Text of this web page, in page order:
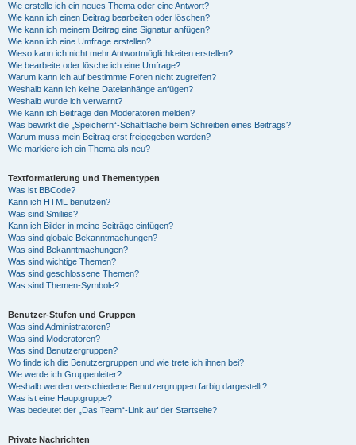
Wie erstelle ich ein neues Thema oder eine Antwort?
Wie kann ich einen Beitrag bearbeiten oder löschen?
Wie kann ich meinem Beitrag eine Signatur anfügen?
Wie kann ich eine Umfrage erstellen?
Wieso kann ich nicht mehr Antwortmöglichkeiten erstellen?
Wie bearbeite oder lösche ich eine Umfrage?
Warum kann ich auf bestimmte Foren nicht zugreifen?
Weshalb kann ich keine Dateianhänge anfügen?
Weshalb wurde ich verwarnt?
Wie kann ich Beiträge den Moderatoren melden?
Was bewirkt die „Speichern“-Schaltfläche beim Schreiben eines Beitrags?
Warum muss mein Beitrag erst freigegeben werden?
Wie markiere ich ein Thema als neu?
Textformatierung und Thementypen
Was ist BBCode?
Kann ich HTML benutzen?
Was sind Smilies?
Kann ich Bilder in meine Beiträge einfügen?
Was sind globale Bekanntmachungen?
Was sind Bekanntmachungen?
Was sind wichtige Themen?
Was sind geschlossene Themen?
Was sind Themen-Symbole?
Benutzer-Stufen und Gruppen
Was sind Administratoren?
Was sind Moderatoren?
Was sind Benutzergruppen?
Wo finde ich die Benutzergruppen und wie trete ich ihnen bei?
Wie werde ich Gruppenleiter?
Weshalb werden verschiedene Benutzergruppen farbig dargestellt?
Was ist eine Hauptgruppe?
Was bedeutet der „Das Team“-Link auf der Startseite?
Private Nachrichten